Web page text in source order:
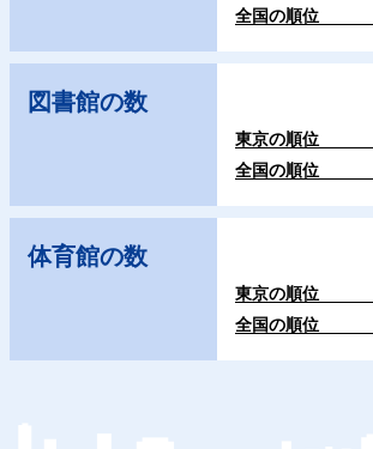
全国の順位
図書館の数
東京の順位
全国の順位
体育館の数
東京の順位
全国の順位